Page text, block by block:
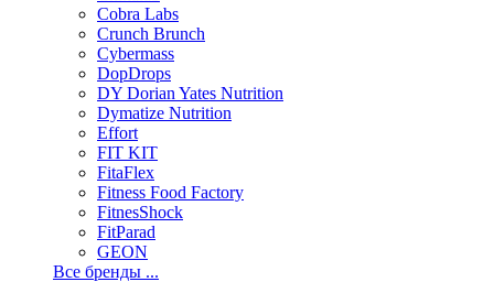
Cobra Labs
Crunch Brunch
Cybermass
DopDrops
DY Dorian Yates Nutrition
Dymatize Nutrition
Effort
FIT KIT
FitaFlex
Fitness Food Factory
FitnesShock
FitParad
GEON
Все бренды ...